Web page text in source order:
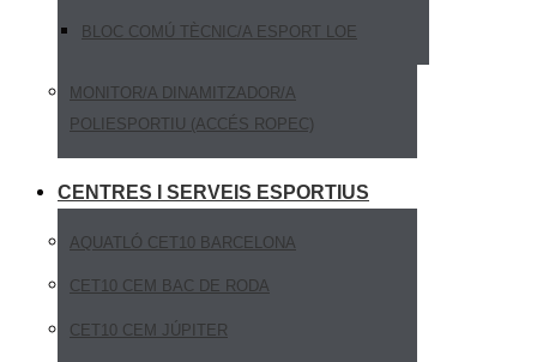
BLOC COMÚ TÈCNIC/A ESPORT LOE
MONITOR/A DINAMITZADOR/A
POLIESPORTIU (ACCÉS ROPEC)
CENTRES I SERVEIS ESPORTIUS
AQUATLÓ CET10 BARCELONA
CET10 CEM BAC DE RODA
CET10 CEM JÚPITER